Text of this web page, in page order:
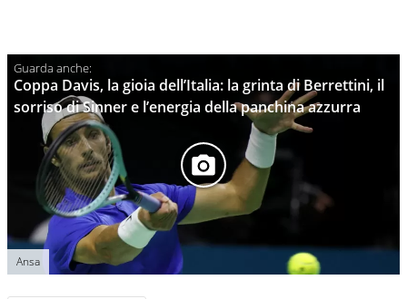
Coppa Davis, la gioia dell’Italia: la grinta di Berrettini, il
sorriso di Sinner e l’energia della panchina azzurra
Ansa